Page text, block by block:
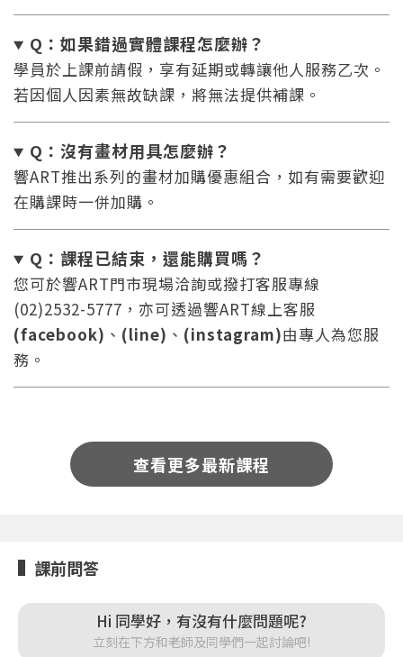
登入
您將收到一封Email，請依照信件中的指示重新登
重設密碼
系統偵測到您的帳號重複登入，
取消
Q：如果錯過實體課程怎麼辦？
學員於上課前請假，享有延期或轉讓他人服務乙次。
若因個人因素無故缺課，將無法提供補課。
Q：沒有畫材用具怎麼辦？
響ART推出系列的畫材加購優惠組合，如有需要歡迎
在購課時一併加購。
Q：課程已結束，還能購買嗎？
您可於響ART門市現場洽詢或撥打客服專線
(02)2532-5777，亦可透過響ART線上客服
(facebook) 、 (line) 、 (instagram)由專人為您服
務。
查看更多最新課程
課前問答
Hi 同學好，有沒有什麼問題呢?
立刻在下方和老師及同學們一起討論吧!